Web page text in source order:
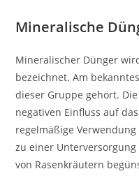
Mineralische
Mineralischer Dünger
bezeichnet. Am
dieser Gruppe gehört.
negativen Einfluss auf
regelmäßige
zu einer
von Rasenkräutern